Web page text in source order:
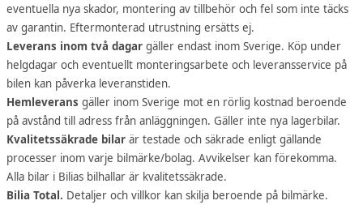
eventuella nya skador, montering av tillbehör och fel som inte täcks
av garantin. Eftermonterad utrustning ersätts ej.
Leverans inom två dagar gäller endast inom Sverige. Köp under
helgdagar och eventuellt monteringsarbete och leveransservice på
bilen kan påverka leveranstiden.
Hemleverans gäller inom Sverige mot en rörlig kostnad beroende
på avstånd till adress från anläggningen. Gäller inte nya lagerbilar.
Kvalitetssäkrade bilar är testade och säkrade enligt gällande
processer inom varje bilmärke/bolag. Avvikelser kan förekomma.
Alla bilar i Bilias bilhallar är kvalitetssäkrade.
Bilia Total. Detaljer och villkor kan skilja beroende på bilmärke.